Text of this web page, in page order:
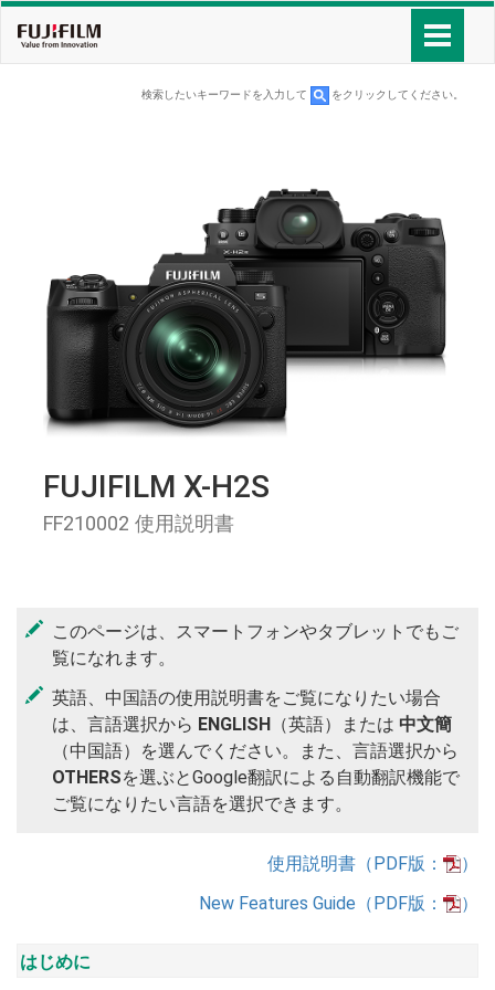
検索したいキーワードを入力して をクリックしてください。
FUJIFILM X-H2S
FF210002 使用説明書
このページは、スマートフォンやタブレットでもご
覧になれます。
英語、中国語の使用説明書をご覧になりたい場合
は、言語選択から ENGLISH （英語）または 中文簡
（中国語）を選んでください。また、言語選択から
OTHERSを選ぶとGoogle翻訳による自動翻訳機能で
ご覧になりたい言語を選択できます。
使用説明書（PDF版：
）
New Features Guide（PDF版：
）
はじめに